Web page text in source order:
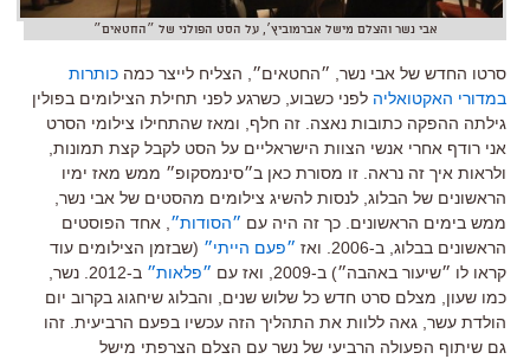
אבי נשר והצלם מישל אברמוביץ׳, על הסט הפולני של ״החטאים״
סרטו החדש של אבי נשר, ״החטאים״, הצליח לייצר כמה כותרות
במדורי האקטואליה לפני כשבוע, כשרגע לפני תחילת הצילומים בפולין
גילתה ההפקה כתובות נאצה. זה חלף, ומאז שהתחילו צילומי הסרט
אני רודף אחרי אנשי הצוות הישראליים על הסט לקבל קצת תמונות,
ולראות איך זה נראה. זו מסורת כאן ב״סינמסקופ״ ממש מאז ימיו
הראשונים של הבלוג, לנסות להשיג צילומים מהסטים של אבי נשר,
ממש בימים הראשונים. כך זה היה עם ״הסודות״ , אחד הפוסטים
הראשונים בבלוג, ב-2006. ואז
״פעם הייתי״ (שבזמן הצילומים עוד
קראו לו ״שיעור באהבה״) ב-2009, ואז עם
״פלאות״
ב-2012. נשר,
כמו שעון, מצלם סרט חדש כל שלוש שנים, והבלוג שיחגוג בקרוב יום
הולדת עשר, גאה ללוות את התהליך הזה עכשיו בפעם הרביעית. זהו
גם שיתוף הפעולה הרביעי של נשר עם הצלם הצרפתי מישל